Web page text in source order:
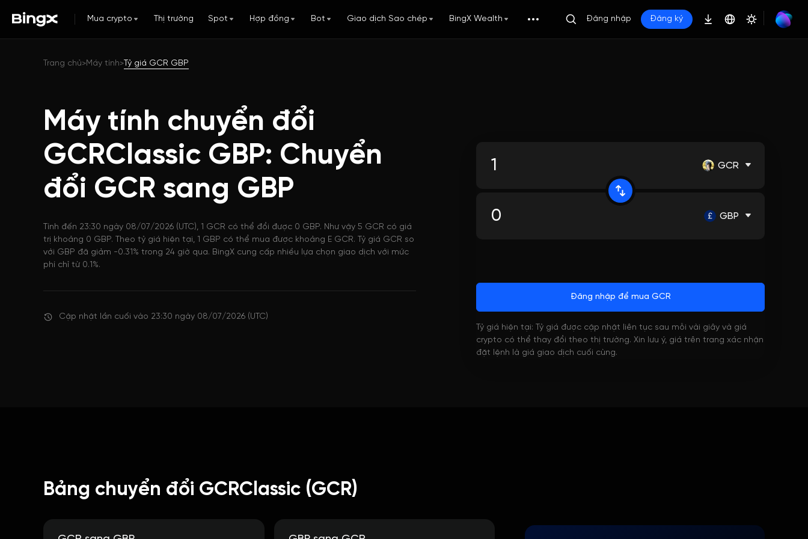
Mua crypto Thị trường Spot Hợp đồng Bot Giao dịch Sao chép BingX Wealth Đăng nhập Đăng ký
Trang chủ>Máy tính> Tỷ giá GCR GBP
Máy tính chuyển đổi
GCRClassic GBP: Chuyển
đổi GCR sang GBP
Tính đến 23:30 ngày 08/07/2026 (UTC), 1 GCR có thể đổi được 0 GBP. Như vậy 5 GCR có giá
trị khoảng 0 GBP. Theo tỷ giá hiện tại, 1 GBP có thể mua được khoảng E GCR. Tỷ giá GCR so
với GBP đã giảm -0.31% trong 24 giờ qua. BingX cung cấp nhiều lựa chọn giao dịch với mức
phí chỉ từ 0.1%.
Cập nhật lần cuối vào 23:30 ngày 08/07/2026 (UTC)
GCR
GBP
Đăng nhập để mua GCR
Tỷ giá hiện tại: Tỷ giá được cập nhật liên tục sau mỗi vài giây và giá
crypto có thể thay đổi theo thị trường. Xin lưu ý, giá trên trang xác nhận
đặt lệnh là giá giao dịch cuối cùng.
Bảng chuyển đổi GCRClassic (GCR)